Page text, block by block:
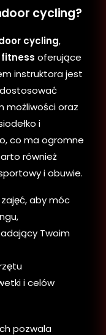
cycling?
cycling,
oferujące
instruktora jest
możliwości oraz
i
co ma ogromne
również
i obuwie.
aby móc
Twoim
i celów
pozwala